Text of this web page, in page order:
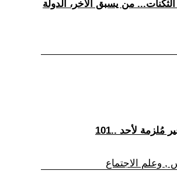
الثكنات... من يسبق الآخر، الدولة
, وعلم الاجتماع